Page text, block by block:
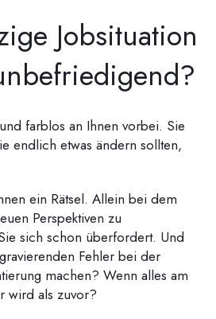
Jobsituation
farblos an Ihnen vorbei. Sie
endlich etwas ändern sollten,
ein Rätsel. Allein bei dem
Perspektiven zu
sich schon überfordert. Und
Fehler bei der
machen? Wenn alles am
wird als zuvor?